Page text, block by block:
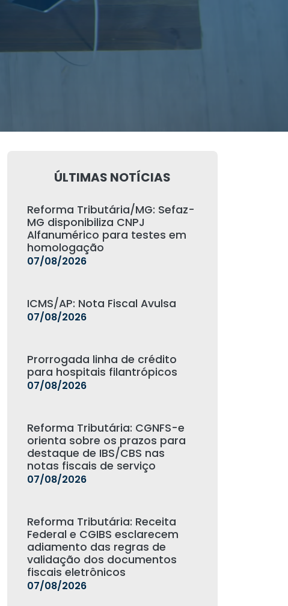
ÚLTIMAS NOTÍCIAS
Reforma Tributária/MG: Sefaz-
MG disponibiliza CNPJ
Alfanumérico para testes em
homologação
07/08/2026
ICMS/AP: Nota Fiscal Avulsa
07/08/2026
Prorrogada linha de crédito
para hospitais filantrópicos
07/08/2026
Reforma Tributária: CGNFS-e
orienta sobre os prazos para
destaque de IBS/CBS nas
notas fiscais de serviço
07/08/2026
Reforma Tributária: Receita
Federal e CGIBS esclarecem
adiamento das regras de
validação dos documentos
fiscais eletrônicos
07/08/2026